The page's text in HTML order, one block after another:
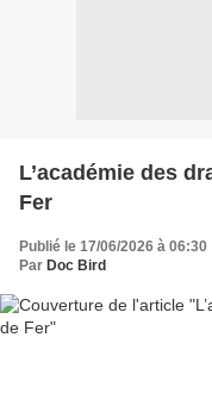
L’académie des
Fer
Publié le 17/06/2026 à 06:30
Par Doc Bird